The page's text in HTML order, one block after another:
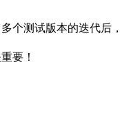
个测试版本的迭代
要！